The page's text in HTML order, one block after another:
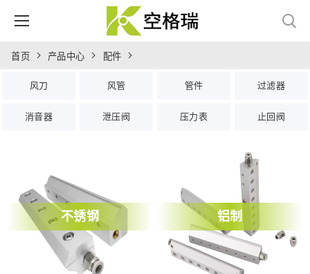
首页 产品中心 配件
风刀 风管 管件 过滤器
消音器 泄压阀 压力表 止回阀
不锈钢 铝制